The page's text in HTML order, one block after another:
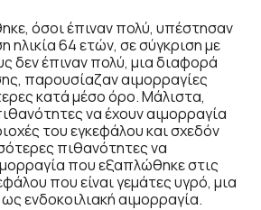
όσοι έπιναν πολύ, υπέστησαν
ηλικία 64 ετών, σε σύγκριση με
δεν έπιναν πολύ, μια διαφορά
παρουσίαζαν αιμορραγίες
κατά μέσο όρο. Μάλιστα,
να έχουν αιμορραγία
του εγκεφάλου και σχεδόν
πιθανότητες να
που εξαπλώθηκε στις
που είναι γεμάτες υγρό, μια
ενδοκοιλιακή αιμορραγία.